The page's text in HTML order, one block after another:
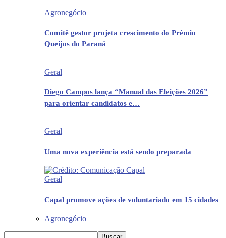
Agronegócio
Comitê gestor projeta crescimento do Prêmio
Queijos do Paraná
Geral
Diego Campos lança “Manual das Eleições 2026”
para orientar candidatos e…
Geral
Uma nova experiência está sendo preparada
Geral
Capal promove ações de voluntariado em 15 cidades
Agronegócio